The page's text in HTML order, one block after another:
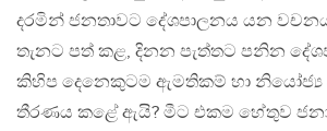
දරමින් ජනතාවට දේශපාලනය යන
තැනට පත් කළ, දිනන පැත්තට පනින
කිහිප දෙනෙකුටම ඇමතිකම් හා නියෝජ්‍ය
තීරණය කළේ ඇයි? මීට එකම හේතුව